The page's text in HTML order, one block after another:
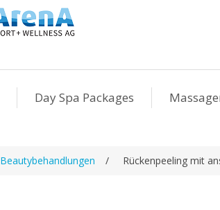
Day Spa Packages
Beautybehandlungen / Rückenpeeling mit